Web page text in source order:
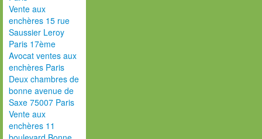
Vente aux
enchères 15 rue
Saussier Leroy
Paris 17ème
Avocat ventes aux
enchères Paris
Deux chambres de
bonne avenue de
Saxe 75007 Paris
Vente aux
enchères 11